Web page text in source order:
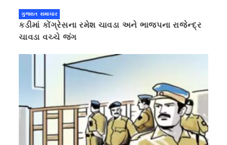
ગુજરાત સમાચાર
કડીમાં કોંગ્રેસના રમેશ ચાવડા અને ભાજપના રાજેન્દ્ર
ચાવડા વચ્ચે જંગ